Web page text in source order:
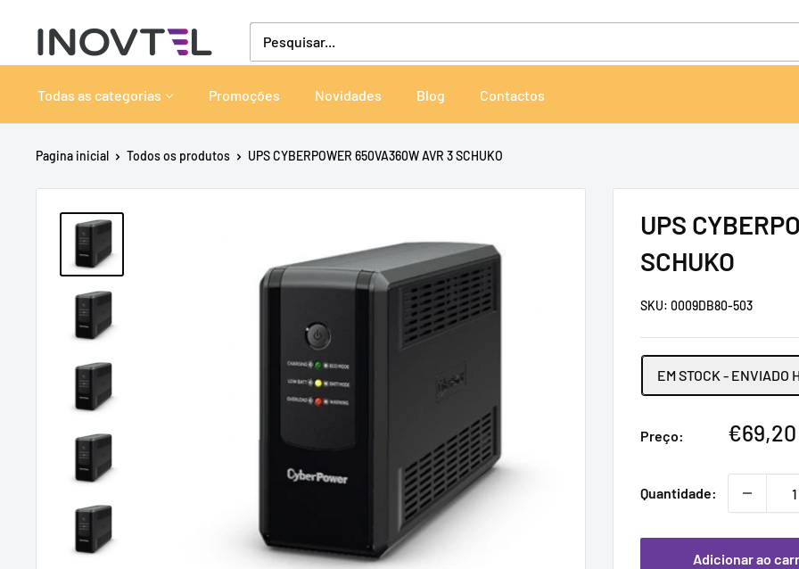
o
conteúdo
Inovtel
Todas as categorias Promoções Novidades Blog Contactos
Pagina inicial Todos os produtos UPS CYBERPOWER 650VA360W AVR 3 SCHUKO
UPS
SCHUKO
SKU: 0009DB80-503
EM STOCK - ENVIADO
Preço:
Preço
€69,20
Quantidade:
Adicionar ao